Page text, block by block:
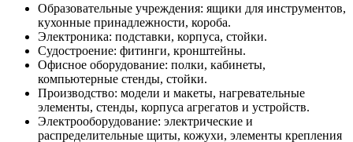
Образовательные учреждения: ящики для инструментов,
кухонные принадлежности, короба.
Электроника: подставки, корпуса, стойки.
Судостроение: фитинги, кронштейны.
Офисное оборудование: полки, кабинеты,
компьютерные стенды, стойки.
Производство: модели и макеты, нагревательные
элементы, стенды, корпуса агрегатов и устройств.
Электрооборудование: электрические и
распределительные щиты, кожухи, элементы крепления